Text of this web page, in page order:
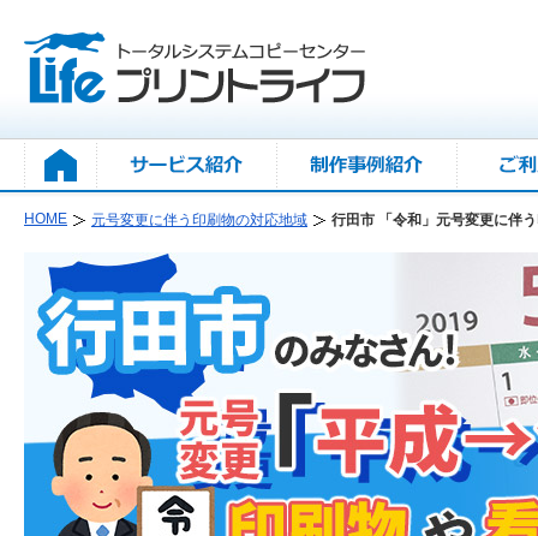
HOME 元号変更に伴う印刷物の対応地域 行田市 「令和」元号変更に伴